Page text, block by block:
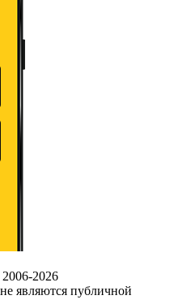
2026
являются публичной